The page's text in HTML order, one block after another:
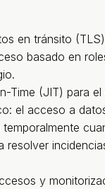
en tránsito
basado en
Time (JIT) para el
el acceso a
resolver
y